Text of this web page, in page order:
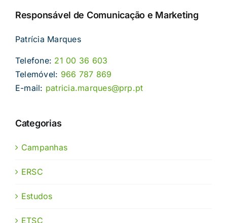
Responsável de Comunicação e Marketing
Patrícia Marques
Telefone: 21 00 36 603
Telemóvel: 966 787 869
E-mail: patricia.marques@prp.pt
Categorias
Campanhas
ERSC
Estudos
ETSC